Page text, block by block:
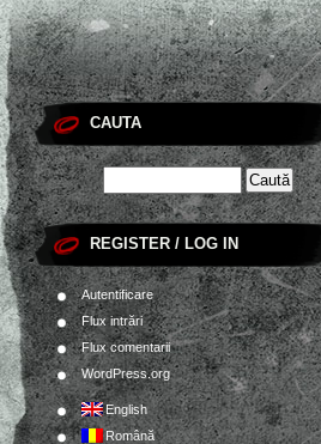
CAUTA
REGISTER / LOG IN
Autentificare
Flux intrări
Flux comentarii
WordPress.org
English
Română